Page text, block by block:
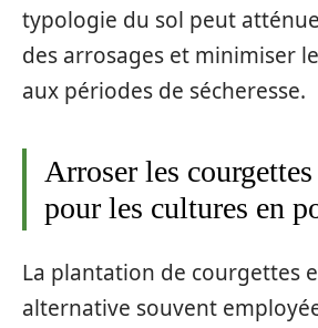
typologie du sol peut
des arrosages et minimiser
aux périodes de sécheresse.
Arroser les
pour les cultures en
La plantation de courgettes
alternative souvent